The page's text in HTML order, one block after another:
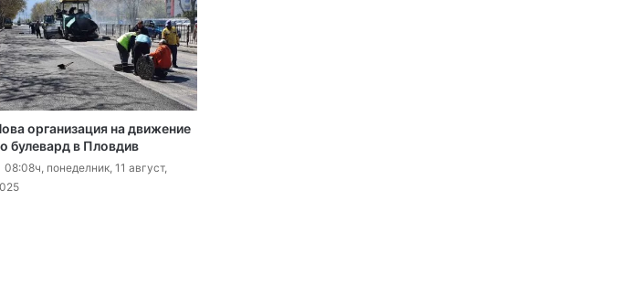
Специален гост от Бразилия посети пловдивските пожарникари
„Взели са му 30-те евро, да си хапнат дюнери“. Смразяващи детайли от екзекуцията на Младежкия хълм
организация на движение
булевард в Пловдив
08:08ч, понеделник, 11 август,